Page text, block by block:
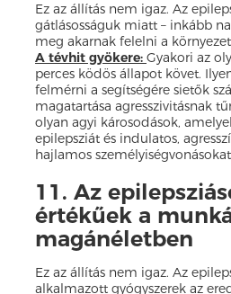
Ez az állítás nem igaz. Az
gátlásosságuk miatt – inkább
meg akarnak felelni a
A tévhit gyökere: Gyakori az
perces ködös állapot követ.
felmérni a segítségére sietők
magatartása agresszivitásnak
olyan agyi károsodások,
epilepsziát és indulatos,
hajlamos
11. Az
értékűek a
magánéletben
Ez az állítás nem igaz. Az
alkalmazott gyógyszerek az